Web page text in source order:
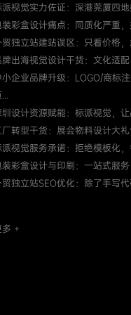
派视觉实力佐证：深港莞厦四地
装彩盒设计痛点：同质化严重，
贸独立站建站误区：只看价格，
牌出海视觉设计干货：文化适配
企业品牌升级：LOGO/商标注
圳设计资源赋能：标派视觉，让
厂转型干货：展会物料设计大礼
派视觉服务承诺：拒绝模板化，
装彩盒设计与印刷：一站式服务
独立站SEO优化：除了手写代
多 +